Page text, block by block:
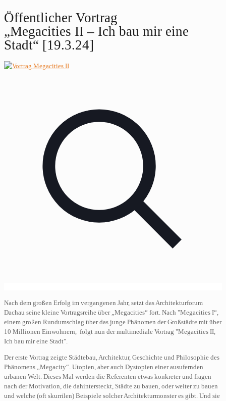
Öffentlicher Vortrag
„Megacities II – Ich bau mir eine
Stadt“ [19.3.24]
Nach dem großen Erfolg im vergangenen Jahr, setzt das Architekturforum
Dachau seine kleine Vortragsreihe über „Megacities“ fort. Nach "Megacities I“,
einem großen Rundumschlag über das junge Phänomen der Großstädte mit über
10 Millionen Einwohnern, folgt nun der multimediale Vortrag "Megacities II,
Ich bau mir eine Stadt".
Der erste Vortrag zeigte Städtebau, Architektur, Geschichte und Philosophie des
Phänomens „Megacity“. Utopien, aber auch Dystopien einer ausufernden
urbanen Welt. Dieses Mal werden die Referenten etwas konkreter und fragen
nach der Motivation, die dahintersteckt, Städte zu bauen, oder weiter zu bauen
und welche (oft skurrilen) Beispiele solcher Architekturmonster es gibt. Und sie